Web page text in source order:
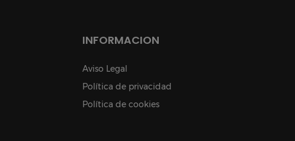
INFORMACION
Aviso Legal
Política de privacidad
Política de cookies